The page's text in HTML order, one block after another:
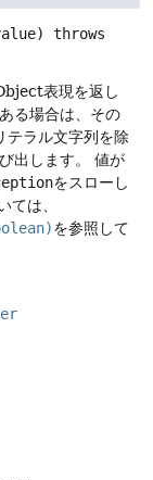
throws
表現を返し
る場合は、その
テラル文字列を除
出します。
値が
をスローし
ては、
を参照して